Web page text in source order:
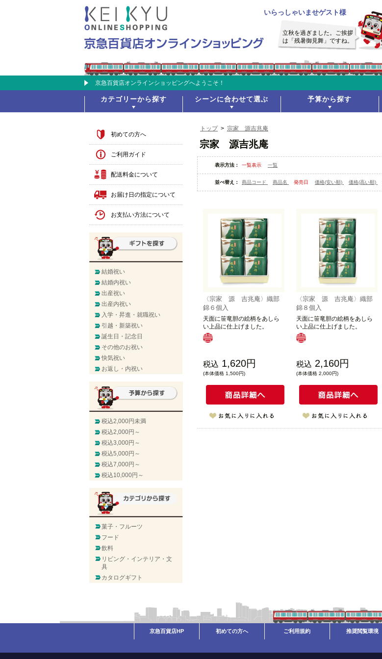
いらっしゃいませゲスト様
立秋を過ぎました。ご挨拶
は「残暑御見舞」ですね。
京急百貨店オンラインショッピングへようこそ！
カテゴリーから探す シーンに合わせて選ぶ 予算から探す
トップ > 宗家 源吉兆庵
宗家 源吉兆庵
表示方法： 一覧表示 一覧
並べ替え： 商品コード 商品名 発売日 価格(安い順) 価格(高い順)
〈宗家 源 吉兆庵〉織部
錦６個入
天面に笹竜胆の絵柄をあしら
い上品に仕上げました。
税込 1,620円
(本体価格 1,500円)
〈宗家 源 吉兆庵〉織部
錦８個入
天面に笹竜胆の絵柄をあしら
い上品に仕上げました。
税込 2,160円
(本体価格 2,000円)
初めての方へ
ご利用ガイド
配送料金について
お届け日の指定について
お支払い方法について
結婚祝い
結婚内祝い
出産祝い
出産内祝い
入学・昇進・就職祝い
引越・新築祝い
誕生日・記念日
その他のお祝い
快気祝い
お返し・内祝い
税込2,000円未満
税込2,000円～
税込3,000円～
税込5,000円～
税込7,000円～
税込10,000円～
菓子・フルーツ
フード
飲料
リビング・インテリア・文
具
カタログギフト
京急百貨店HP 初めての方へ ご利用規約 推奨閲覧環境